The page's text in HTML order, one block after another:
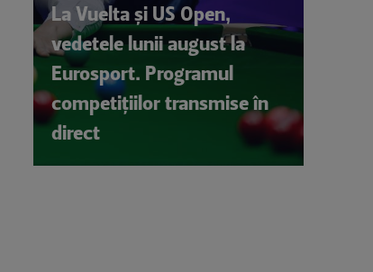
La Vuelta și US Open,
vedetele lunii august la
Eurosport. Programul
competițiilor transmise în
direct